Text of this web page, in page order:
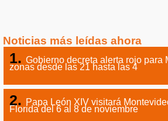
Noticias más leídas ahora
Gobierno decreta alerta rojo para
zonas desde las 21 hasta las 4
Papa León XIV visitará
Florida del 6 al 8 de noviembre